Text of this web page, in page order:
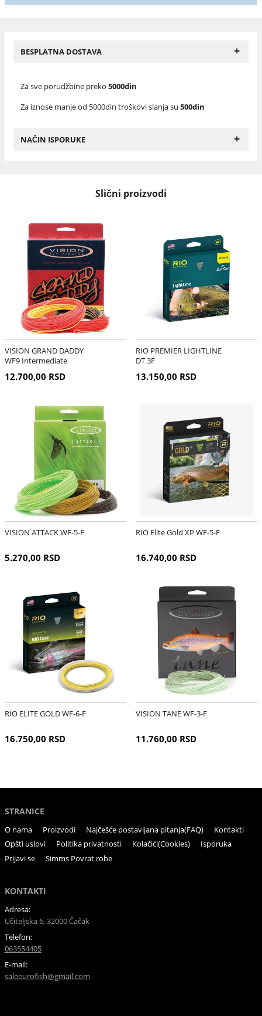
BESPLATNA DOSTAVA +
Za sve porudžbine preko 5000din
Za iznose manje od 5000din troškovi slanja su 500din
NAČIN ISPORUKE +
Slični proizvodi
VISION GRAND DADDY
WF9 Intermediate
12.700,00 RSD
RIO PREMIER LIGHTLINE
DT 3F
13.150,00 RSD
VISION ATTACK WF-5-F
5.270,00 RSD
RIO Elite Gold XP WF-5-F
16.740,00 RSD
RIO ELITE GOLD WF-6-F
16.750,00 RSD
VISION TANE WF-3-F
11.760,00 RSD
STRANICE
O nama Proizvodi Najčešće postavljana pitanja(FAQ)
Kontakti
Opšti uslovi
Politika privatnosti Kolačići(Cookies)
Isporuka
Prijavi se
Simms Povrat robe
KONTAKTI
Adresa:
Učiteljska 6, 32000 Čačak
Telefon:
063554405
E-mail:
saleeurofish@gmail.com